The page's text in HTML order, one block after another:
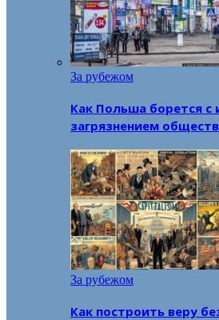
За рубежом
Как Польша борется
загрязнением
За рубежом
Как построить веру